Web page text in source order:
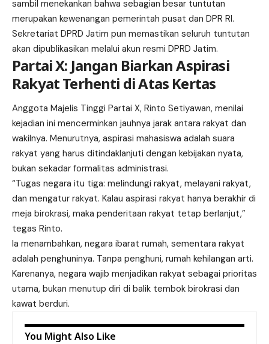
sambil menekankan bahwa sebagian besar tuntutan
merupakan kewenangan pemerintah pusat dan DPR RI.
Sekretariat DPRD Jatim pun memastikan seluruh tuntutan
akan dipublikasikan melalui akun resmi DPRD Jatim.
Partai X: Jangan Biarkan Aspirasi
Rakyat Terhenti di Atas Kertas
Anggota Majelis Tinggi Partai X, Rinto Setiyawan, menilai
kejadian ini mencerminkan jauhnya jarak antara rakyat dan
wakilnya. Menurutnya, aspirasi mahasiswa adalah suara
rakyat yang harus ditindaklanjuti dengan kebijakan nyata,
bukan sekadar formalitas administrasi.
“Tugas negara itu tiga: melindungi rakyat, melayani rakyat,
dan mengatur rakyat. Kalau aspirasi rakyat hanya berakhir di
meja birokrasi, maka penderitaan rakyat tetap berlanjut,”
tegas Rinto.
Ia menambahkan, negara ibarat rumah, sementara rakyat
adalah penghuninya. Tanpa penghuni, rumah kehilangan arti.
Karenanya, negara wajib menjadikan rakyat sebagai prioritas
utama, bukan menutup diri di balik tembok birokrasi dan
kawat berduri.
You Might Also Like